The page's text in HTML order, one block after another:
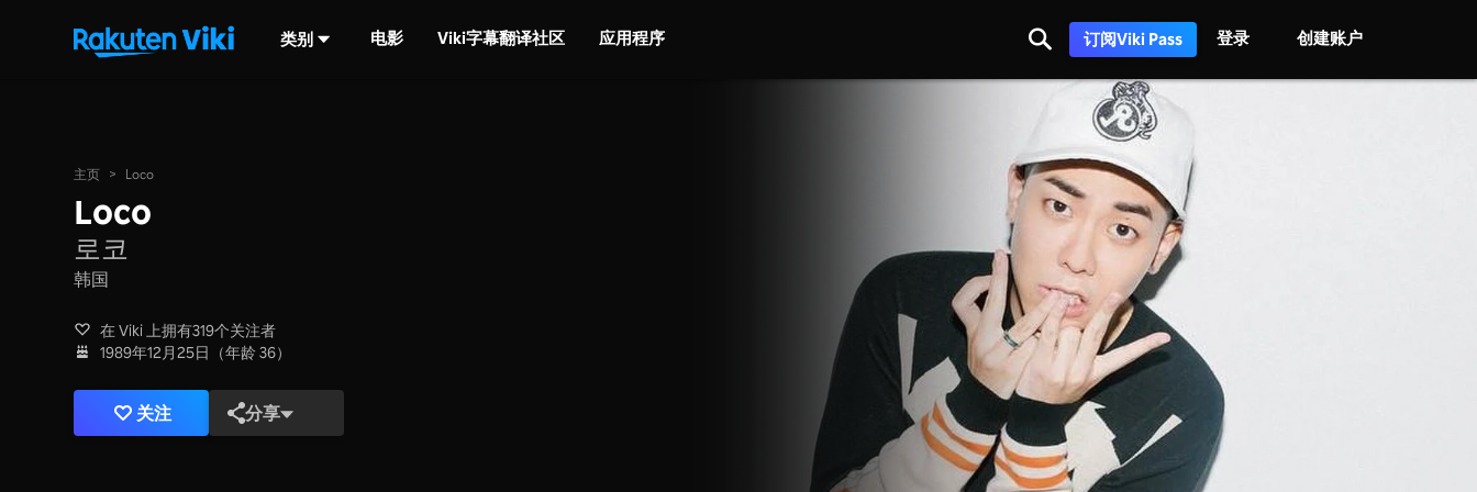
类别 电影 Viki字幕翻译社区 应用程序 订阅Viki Pass 登录 创建账户
主页 > Loco
Loco
로코
韩国
在 Viki 上拥有319个关注者
1989年12月25日（年龄 36）
关注 分享